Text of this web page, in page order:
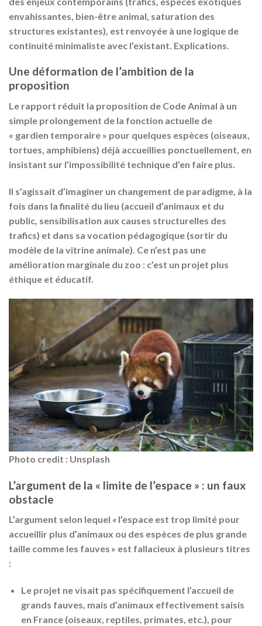
envahissantes, bien-être animal, saturation des
structures existantes), est renvoyée à une logique de
continuité minimaliste avec l’existant. Explications.
Une déformation de l’ambition de la
proposition
Le rapport réduit la proposition de Code Animal à un
simple prolongement de la fonction actuelle de
« gardien temporaire » pour quelques espèces (oiseaux,
tortues, amphibiens) déjà accueillies ponctuellement, en
insistant sur l’impossibilité technique d’en faire plus.
Il s’agissait d’imaginer un changement de paradigme, à la
fois dans la finalité du lieu (accueil d’animaux et du
public, sensibilisation aux causes structurelles des
trafics) et dans sa vocation pédagogique (sortir du
modèle de la vitrine animale). Ce n’est pas une
amélioration marginale du zoo : c’est un projet plus
éthique et éducatif.
Photo credit : Unsplash
L’argument de la « limite de l’espace » : un faux
obstacle
L’argument selon lequel « l’espace est trop limité pour
accueillir plus d’animaux ou des espèces de plus grande
taille comme les fauves » est fallacieux à plusieurs titres
:
Le projet ne visait pas spécifiquement l’accueil de
grands fauves, mais d’animaux effectivement saisis
en France (oiseaux, reptiles, primates, etc.), pour